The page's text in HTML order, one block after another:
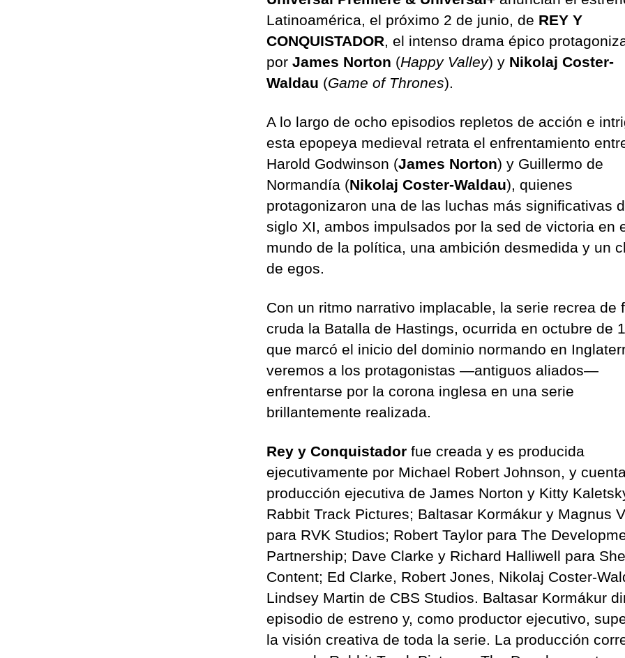
Latinoamérica, el próximo 2 de junio, de REY Y
CONQUISTADOR , el intenso drama épico
por James Norton (Happy Valley) y Nikolaj Coster-
Waldau (Game of Thrones).
A lo largo de ocho episodios repletos de acción e
esta epopeya medieval retrata el enfrentamiento
Harold Godwinson (James Norton) y Guillermo de
Normandía (Nikolaj Coster-Waldau), quienes
protagonizaron una de las luchas más significativas
siglo XI, ambos impulsados por la sed de victoria en
mundo de la política, una ambición desmedida y un
de egos.
Con un ritmo narrativo implacable, la serie recrea de
cruda la Batalla de Hastings, ocurrida en octubre de
que marcó el inicio del dominio normando en
veremos a los protagonistas —antiguos aliados—
enfrentarse por la corona inglesa en una serie
brillantemente realizada.
Rey y Conquistador fue creada y es producida
ejecutivamente por Michael Robert Johnson, y
producción ejecutiva de James Norton y Kitty
Rabbit Track Pictures; Baltasar Kormákur y Magnus
para RVK Studios; Robert Taylor para The
Partnership; Dave Clarke y Richard Halliwell para
Content; Ed Clarke, Robert Jones, Nikolaj Coster-
Lindsey Martin de CBS Studios. Baltasar Kormákur
episodio de estreno y, como productor ejecutivo,
la visión creativa de toda la serie. La producción